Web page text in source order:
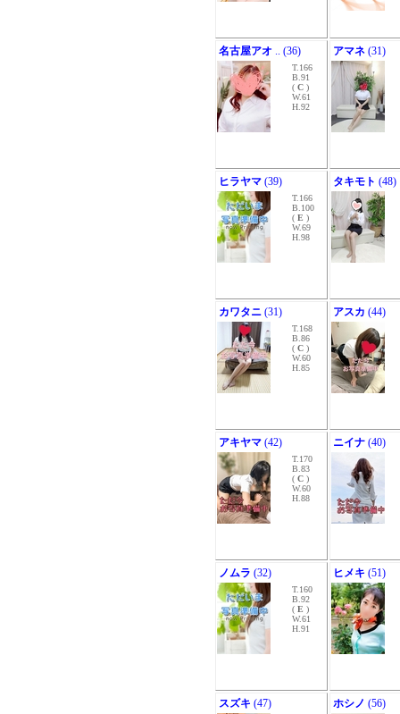
名古屋アオ .. (36)
T.166
B.91
( C )
W.61
H.92
アマネ (31)
ヒラヤマ (39)
T.166
B.100
( E )
W.69
H.98
タキモト (48)
カワタニ (31)
T.168
B.86
( C )
W.60
H.85
アスカ (44)
アキヤマ (42)
T.170
B.83
( C )
W.60
H.88
ニイナ (40)
ノムラ (32)
T.160
B.92
( E )
W.61
H.91
ヒメキ (51)
スズキ (47) ホシノ (56)